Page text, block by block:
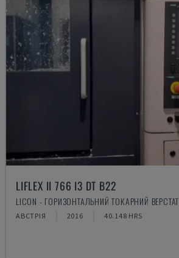
LIFLEX II 766 I3 DT B22
LICON - ГОРИЗОНТАЛЬНИЙ ТОКАРНИЙ ВЕРСТАТ
АВСТРІЯ 2016 40.148 HRS